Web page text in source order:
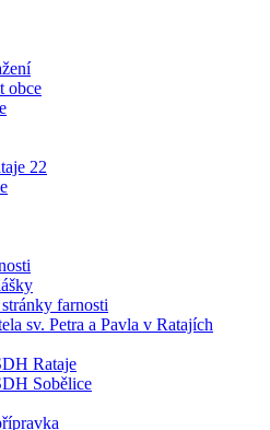
obce
22
farnosti
sv. Petra a Pavla v Ratajích
Rataje
Sobělice